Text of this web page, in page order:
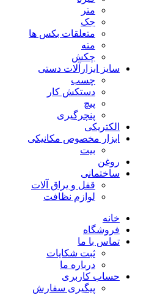
متر
جک
متعلقات بکس ها
مته
چکش
سایز ابزارآلات دستی
چسب
دستکش کار
پیچ
پنچرگیری
الکتریکی
ابزار مخصوص مکانیکی
بیت
روغن
ساختمانی
قفل و یراق آلات
لوازم نظافت
خانه
فروشگاه
تماس با ما
ثبت شکایات
درباره ما
حساب کاربری
پیگیری سفارش